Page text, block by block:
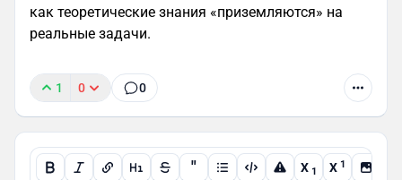
как теоретические знания «приземляются» на
реальные задачи.
1 0 0
" X 1 X 1